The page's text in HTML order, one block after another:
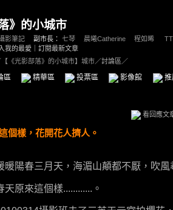
》的小城市
影筆記 副市長： 七琴 晨曦Catherine 程如晞
我的最愛
訂閱最新文章
【《光影部落》的小城市】城市／討論區／
區 精華區 投票區 影像館
看回應文
個樣，花開花人擠人。
暖陽春三月天，海湄山顛都不厭，吹
天原來這個樣............。